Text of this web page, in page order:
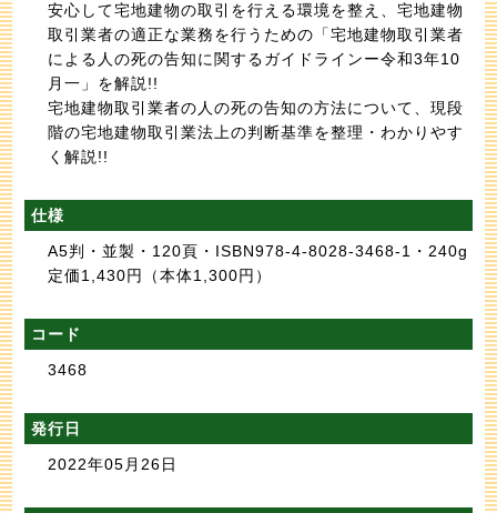
安心して宅地建物の取引を行える環境を整え、宅地建物
取引業者の適正な業務を行うための「宅地建物取引業者
による人の死の告知に関するガイドラインー令和3年10
月一」を解説!!
宅地建物取引業者の人の死の告知の方法について、現段
階の宅地建物取引業法上の判断基準を整理・わかりやす
く解説!!
仕様
A5判・並製・120頁・ISBN978-4-8028-3468-1・240g
定価1,430円
（本体1,300円）
コード
3468
発行日
2022年05月26日